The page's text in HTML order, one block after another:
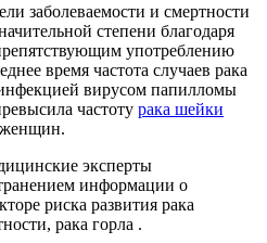
заболеваемости и смертности
степени благодаря
употреблению
время частота случаев рака
вирусом папилломы
частоту рака шейки
женщин.
эксперты
информации о
риска развития рака
рака горла .